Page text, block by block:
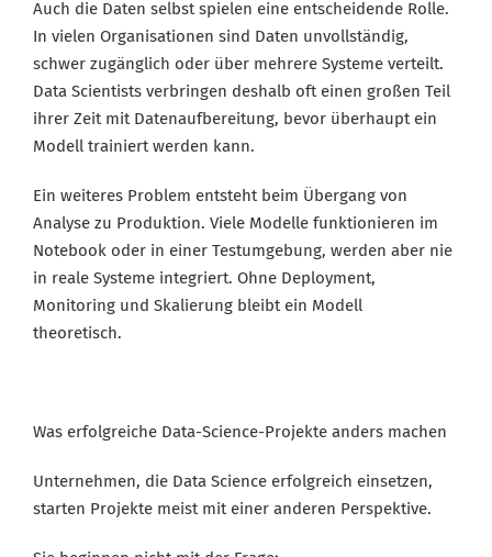
Auch die Daten selbst spielen eine entscheidende Rolle.
In vielen Organisationen sind Daten unvollständig,
schwer zugänglich oder über mehrere Systeme verteilt.
Data Scientists verbringen deshalb oft einen großen Teil
ihrer Zeit mit Datenaufbereitung, bevor überhaupt ein
Modell trainiert werden kann.
Ein weiteres Problem entsteht beim Übergang von
Analyse zu Produktion. Viele Modelle funktionieren im
Notebook oder in einer Testumgebung, werden aber nie
in reale Systeme integriert. Ohne Deployment,
Monitoring und Skalierung bleibt ein Modell
theoretisch.
Was erfolgreiche Data-Science-Projekte anders machen
Unternehmen, die Data Science erfolgreich einsetzen,
starten Projekte meist mit einer anderen Perspektive.